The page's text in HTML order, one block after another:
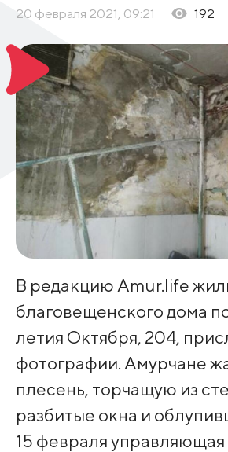
20 февраля 2021, 09:21 192
В редакцию Amur.life
благовещенского дома
летия Октября, 204,
фотографии. Амурчане
плесень, торчащую из
разбитые окна и
15 февраля